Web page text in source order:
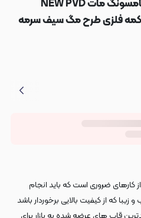
قاب گوشی Galaxy A14 سامسونگ مات NEW PVD
تبدیل آیفون 17 دکمه فلزی طرح مگ سیف سرمه
کارهای ضروری است که باید انجام
که از کیفیت بالایی برخوردار باشد